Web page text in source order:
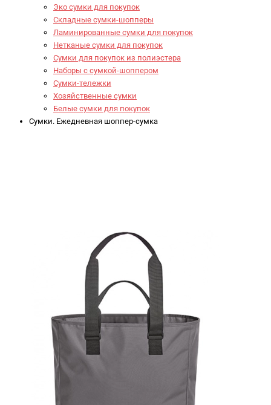
Эко сумки для покупок
Складные сумки-шопперы
Ламинированные сумки для покупок
Нетканые сумки для покупок
Сумки для покупок из полиэстера
Наборы с сумкой-шоппером
Сумки-тележки
Хозяйственные сумки
Белые сумки для покупок
Сумки. Ежедневная шоппер-сумка